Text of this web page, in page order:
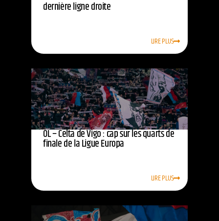
dernière ligne droite
LIRE PLUS
OL – Celta de Vigo : cap sur les quarts de
finale de la Ligue Europa
LIRE PLUS